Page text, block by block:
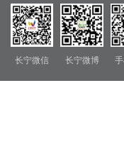
长宁微信 长宁微博